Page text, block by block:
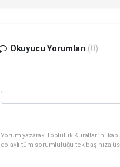
Okuyucu Yorumları (0)
Yorum yazarak Topluluk Kuralları’nı
dolaylı tüm sorumluluğu tek başınıza